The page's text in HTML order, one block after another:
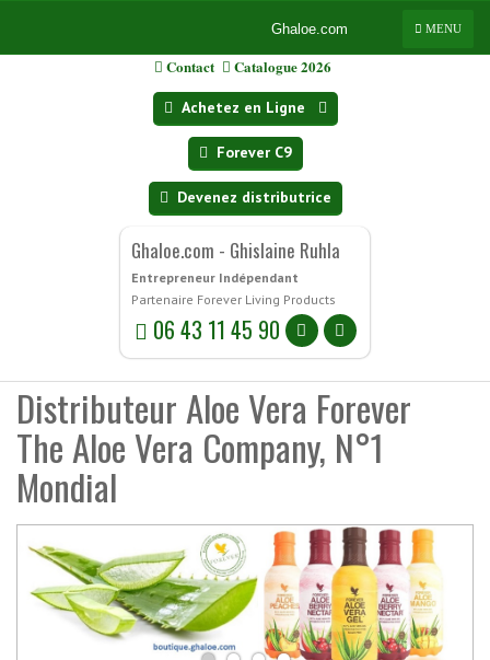
Contact Catalogue 2026
Achetez en Ligne
Forever C9
Devenez distributrice
Ghaloe.com - Ghislaine Ruhla
Entrepreneur Indépendant
Partenaire Forever Living Products
06 43 11 45 90
MENU
Ghaloe.com
Distributeur Aloe Vera Forever
The Aloe Vera Company, N°1
Mondial